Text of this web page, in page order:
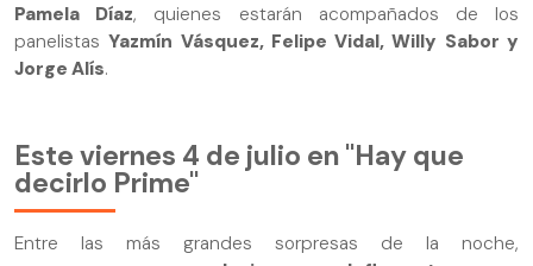
Pamela Díaz, quienes estarán acompañados de los
panelistasYazmín Vásquez, Felipe Vidal, Willy Sabor y
Jorge Alís.
Este viernes 4 de julio en "Hay que
decirlo Prime"
Entre las más grandes sorpresas de la noche,